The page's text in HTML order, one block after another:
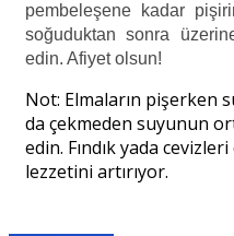
pembeleşene kadar
soğuduktan sonra
edin. Afiyet olsun!
Not: Elmaların pişerken
da çekmeden suyunun
edin. Fındık yada
lezzetini artırıyor.